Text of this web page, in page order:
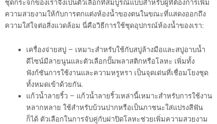
ชุดกระจกของเราจึงเป็นตัวเลือกที่สมบูรณ์แบบสำหรับผู้ที่ต้องการเพิ่ม
ความสวยงามให้กับการตกแต่งห้องน้ำของตนในขณะที่แสดงออกถึง
ความใส่ใจต่อสิ่งแวดล้อม นี่คือวิธีการใช้ชุดอุปกรณ์ห้องน้ำของเรา:
เครื่องจ่ายสบู่ – เหมาะสำหรับใช้กับสบู่ล้างมือและสบู่อาบน้ำ
ดีไซน์มีลายนูนและตัวเลือกปั๊มพลาสติกหรือโลหะ เพิ่มทั้ง
ฟังก์ชันการใช้งานและความหรูหรา เป็นจุดเด่นที่เชื่อมโยงชุด
ทั้งหมดเข้าด้วยกัน.
แก้วน้ำลายริ้ว – แก้วน้ำลายริ้วเหล่านี้เหมาะสำหรับการใช้งาน
หลากหลาย ใช้สำหรับบ้วนปากหรือเป็นภาชนะใส่แปรงสีฟัน
ก็ได้ ตัวเลือกในการจับคู่กับฝาปิดโลหะช่วยเพิ่มความสวยงาม